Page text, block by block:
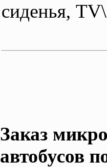
сиденья,
Заказ
автобусов